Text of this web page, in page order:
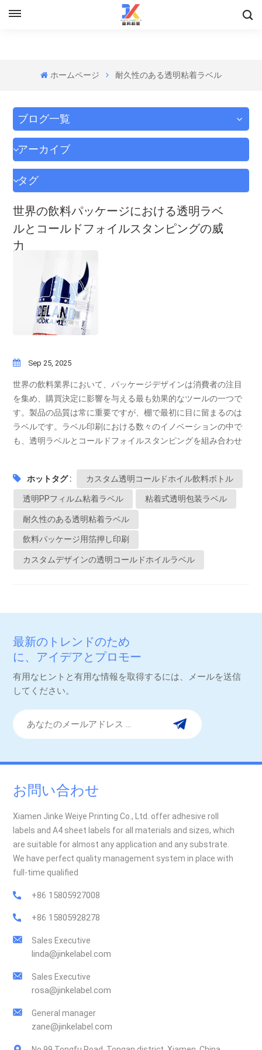
ホームページ 耐久性のある透明粘着ラベル
ブログ一覧
アーカイブ
タグ
世界の飲料パッケージにおける透明ラベ
ルとコールドフォイルスタンピングの威
力
Sep 25, 2025
世界の飲料業界において、パッケージデザインは消費者の注目
を集め、購買決定に影響を与える最も効果的なツールの一つで
す。製品の品質は常に重要ですが、棚で最初に目に留まるのは
ラベルです。ラベル印刷における数々のイノベーションの中で
も、透明ラベルとコールドフォイルスタンピングを組み合わせ
上しています。 コールドフォイルを使用した透明ラベルとは何
ですか?透明ラベルはPETなどの透明フィルムから作られ、洗練
された「ラベルレスルック」を実現します。この効果により、
ボトルに直接印刷されたグラフィックのように見え、クリーン
でモダンな外観を実現します。コールドフォイルスタンプは、
印刷中にラベルの特定の部分に金属箔を転写するプロセスで
す。ホットスタンプとは異なり、コールドフォイルはより迅速
な貼り付けが可能で、デザインの柔軟性も向上します。透明ラ
の二重の効果により視認性が向上し、世界中の競争の激しい小
売環境において商品を際立たせることができます。2. 飲料カテ
ゴリーをまたぐ多様性ウォッカ、ビール、すぐに飲めるカクテ
ルからジュース、炭酸水、ソフトドリンクまで、透明なコール
ドホイルラベルはさまざまな種類の飲料やブランドアイデンテ
ィティに簡単に適応します。3. あらゆる気候条件での耐久性ヨ
ーロッパの冷蔵倉庫、アジアの湿気の多い環境、あるいは北米
への長距離輸送など、どんな環境下でもラベルは無傷のままで
保しています。4. 設計の柔軟性シルバー、ゴールド、ホログラ
価なカスタムボトル印刷を必要とせずに、洗練さと差別化を加
フォイルラベルは、国際的な消費者をターゲットとする高級飲
料で広く使用されています。品質と信頼性の両方を伝えるミニ
マルなパッケージへの高まる需要に応えます。複数の地域で一
貫したパッケージを求めるグローバルブランドにとって、この
ソリューションは視覚的なインパクトと技術的なパフォーマン
スを兼ね備えています。なぜ当社で働くのか？中国に拠点を置
ビスを提供しています。中間業者を介さない工場直販。フレキ
ます。大量注文の前に品質評価用のサンプルブックをご用意し
ております。食品、飲料、化粧品業界の世界的なクライアント
との経験。最後にコールドフォイルスタンピングによる透明ラ
ージにとって、実用的かつ効果的なソリューションです。透明
性、耐久性、そして印象的なデザインを兼ね備えることで、ブ
ランドのアイデンティティを強化し、世界中の消費者にアピー
ホットタグ : カスタム透明コールドホイル飲料ボトル
透明PPフィルム粘着ラベル 粘着式透明包装ラベル
耐久性のある透明粘着ラベル
飲料パッケージ用箔押し印刷
カスタムデザインの透明コールドホイルラベル
最新のトレンドのため
に、アイデアとプロモー
ション。
有用なヒントと有用な情報を取得するには、メールを送信
してください。
お問い合わせ
Xiamen Jinke Weiye Printing Co., Ltd. offer adhesive roll
labels and A4 sheet labels for all materials and sizes, which
are suitable for almost any application and any substrate.
We have perfect quality management system in place with
full-time qualified
+86 15805927008
+86 15805928278
Sales Executive
linda@jinkelabel.com
Sales Executive
rosa@jinkelabel.com
General manager
zane@jinkelabel.com